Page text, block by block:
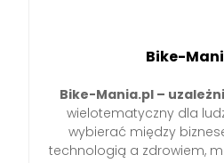
Bike-
Bike-Mania.pl –
wielotematyczny dla
wybierać między
technologią a zdrowiem,